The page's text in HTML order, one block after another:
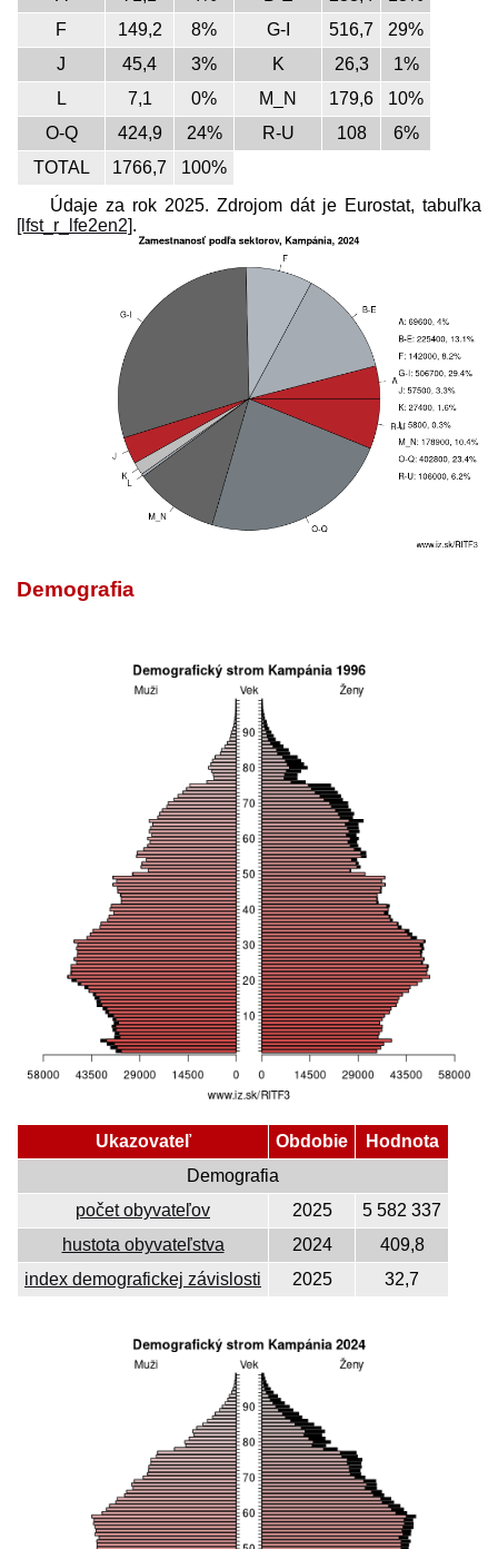
F
149,2 8% G-I 516,7
29%
J
45,4 3% K 26,3
1%
L
7,1 0% M_N 179,6
10%
O-Q
424,9 24% R-U 108
6%
TOTAL
1766,7
100%
Údaje za rok 2025. Zdrojom dát je Eurostat, tabuľka
[lfst_r_lfe2en2].
Demografia
Ukazovateľ Obdobie
Hodnota
Demografia
počet obyvateľov
2025
5 582 337
hustota obyvateľstva
2024
409,8
index demografickej závislosti
2025 32,7